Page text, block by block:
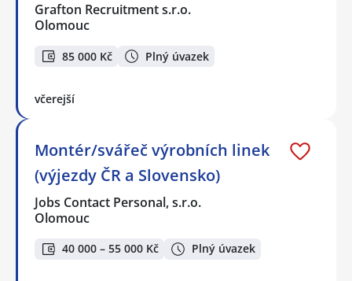
Grafton Recruitment s.r.o.
Olomouc
85 000 Kč Plný úvazek
včerejší
Montér/svářeč výrobních linek
(výjezdy ČR a Slovensko)
Jobs Contact Personal, s.r.o.
Olomouc
40 000 – 55 000 Kč Plný úvazek